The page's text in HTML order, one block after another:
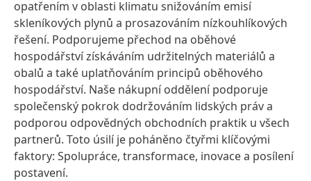
opatřením v oblasti klimatu snižováním emisí
skleníkových plynů a prosazováním nízkouhlíkových
řešení. Podporujeme přechod na oběhové
hospodářství získáváním udržitelných materiálů a
obalů a také uplatňováním principů oběhového
hospodářství. Naše nákupní oddělení podporuje
společenský pokrok dodržováním lidských práv a
podporou odpovědných obchodních praktik u všech
partnerů. Toto úsilí je poháněno čtyřmi klíčovými
faktory: Spolupráce, transformace, inovace a posílení
postavení.